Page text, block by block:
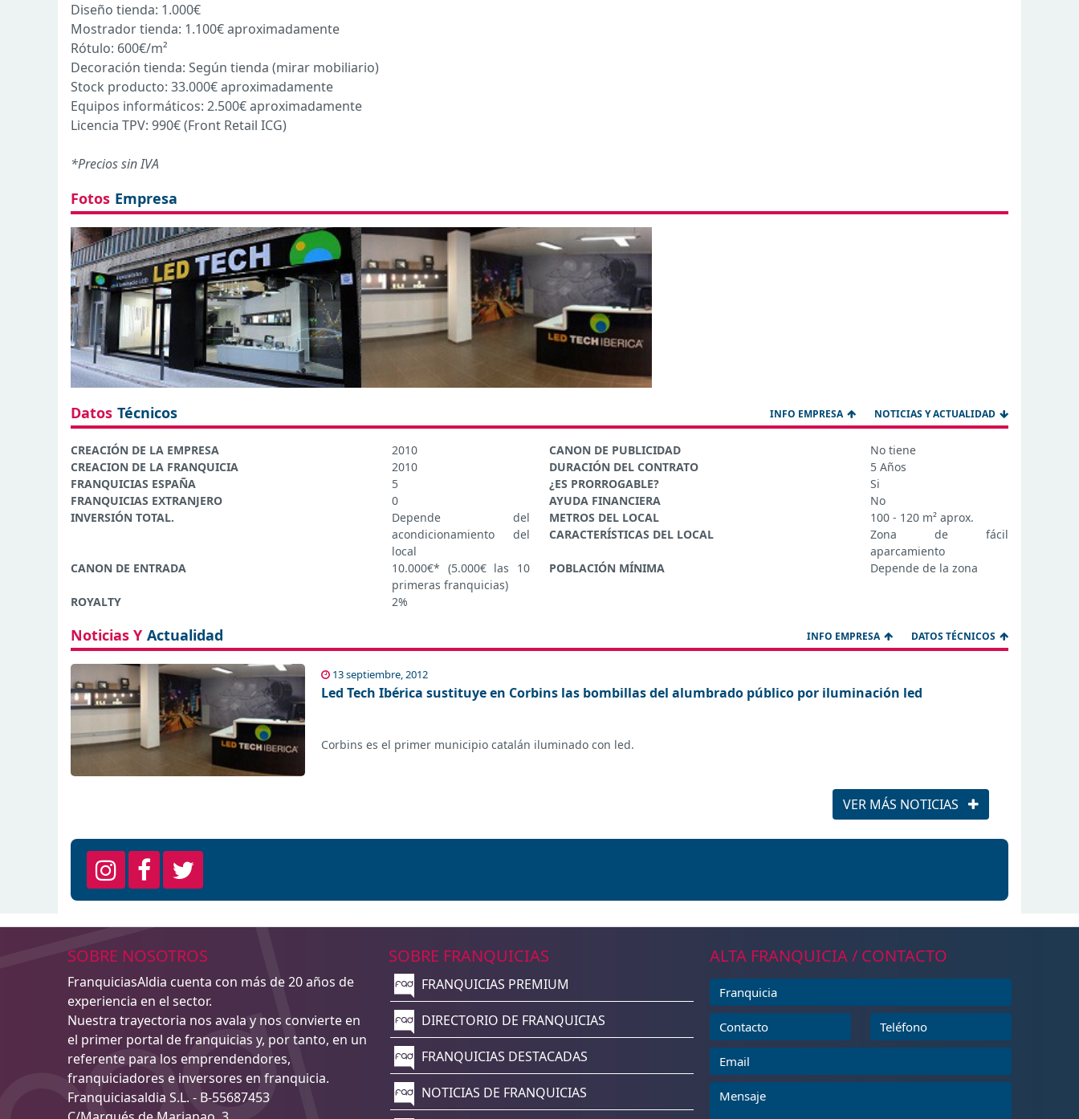
Diseño tienda: 1.000€
Mostrador tienda: 1.100€ aproximadamente
Rótulo: 600€/m²
Decoración tienda: Según tienda (mirar mobiliario)
Stock producto: 33.000€ aproximadamente
Equipos informáticos: 2.500€ aproximadamente
Licencia TPV: 990€ (Front Retail ICG)
*Precios sin IVA
Fotos Empresa
Datos Técnicos INFO EMPRESA NOTICIAS Y ACTUALIDAD
CREACIÓN DE LA EMPRESA
2010
CREACION DE LA FRANQUICIA
2010
FRANQUICIAS ESPAÑA
5
FRANQUICIAS EXTRANJERO
0
INVERSIÓN TOTAL.
Depende del
acondicionamiento del
local
CANON DE ENTRADA
10.000€* (5.000€ las 10
primeras franquicias)
ROYALTY
2%
CANON DE PUBLICIDAD
No tiene
DURACIÓN DEL CONTRATO
5 Años
¿ES PRORROGABLE?
Si
AYUDA FINANCIERA
No
METROS DEL LOCAL
100 - 120 m² aprox.
CARACTERÍSTICAS DEL LOCAL
Zona de fácil
aparcamiento
POBLACIÓN MÍNIMA
Depende de la zona
Noticias Y Actualidad INFO EMPRESA DATOS TÉCNICOS
13 septiembre, 2012
Led Tech Ibérica sustituye en Corbins las bombillas del alumbrado público por iluminación led
Corbins es el primer municipio catalán iluminado con led.
VER MÁS NOTICIAS
SOBRE NOSOTROS
FranquiciasAldia cuenta con más de 20 años de
experiencia en el sector.
Nuestra trayectoria nos avala y nos convierte en
el primer portal de franquicias y, por tanto, en un
referente para los emprendendores,
franquiciadores e inversores en franquicia.
Franquiciasaldia S.L. - B-55687453
SOBRE FRANQUICIAS
FRANQUICIAS PREMIUM
DIRECTORIO DE FRANQUICIAS
FRANQUICIAS DESTACADAS
NOTICIAS DE FRANQUICIAS
ALTA FRANQUICIA / CONTACTO